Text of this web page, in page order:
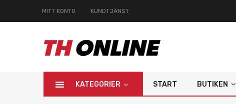
MITT KONTO KUNDTJÄNST
KATEGORIER START BUTIKEN